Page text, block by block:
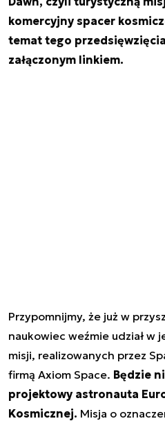
komercyjny spacer
temat tego
załączonym linkiem.
Przypomnijmy, że już w
naukowiec weźmie udział w
misji, realizowanych przez
firmą Axiom Space. Będzie
projektowy astronauta
Kosmicznej. Misja o